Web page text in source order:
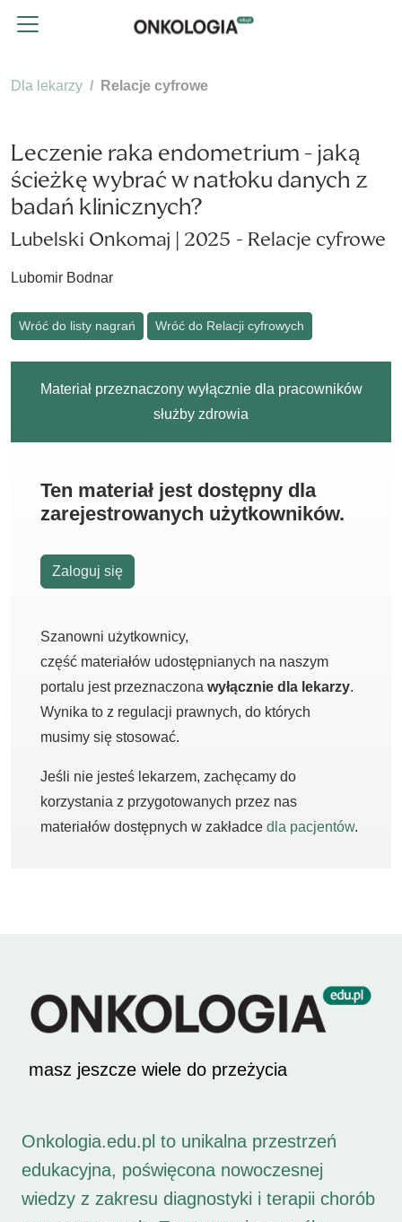
Dla lekarzy Relacje cyfrowe
Leczenie raka endometrium - jaką
ścieżkę wybrać w natłoku danych z
badań klinicznych?
Lubelski Onkomaj | 2025 - Relacje cyfrowe
Lubomir Bodnar
Wróć do listy nagrań Wróć do Relacji cyfrowych
Materiał przeznaczony wyłącznie dla pracowników
służby zdrowia
Ten materiał jest dostępny dla
zarejestrowanych użytkowników.
Zaloguj się
Szanowni użytkownicy,
część materiałów udostępnianych na naszym
portalu jest przeznaczona wyłącznie dla lekarzy.
Wynika to z regulacji prawnych, do których
musimy się stosować.
Jeśli nie jesteś lekarzem, zachęcamy do
korzystania z przygotowanych przez nas
materiałów dostępnych w zakładce dla pacjentów.
masz jeszcze wiele do przeżycia
Onkologia.edu.pl to unikalna przestrzeń
edukacyjna, poświęcona nowoczesnej
wiedzy z zakresu diagnostyki i terapii chorób